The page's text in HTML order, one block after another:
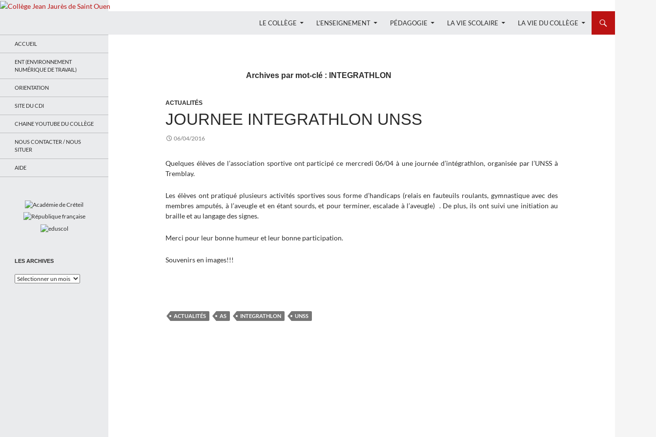
LE COLLÈGE L’ENSEIGNEMENT PÉDAGOGIE LA VIE SCOLAIRE LA VIE DU COLLÈGE
Archives par mot-clé : INTEGRATHLON
ACTUALITÉS
JOURNEE INTEGRATHLON UNSS
06/04/2016
Quelques élèves de l’association sportive ont participé ce mercredi 06/04 à une journée d’intégrathlon, organisée par l’UNSS à
Tremblay.
Les élèves ont pratiqué plusieurs activités sportives sous forme d’handicaps (relais en fauteuils roulants, gymnastique avec des
membres amputés, à l’aveugle et en étant sourds, et pour terminer, escalade à l’aveugle) . De plus, ils ont suivi une initiation au
braille et au langage des signes.
Merci pour leur bonne humeur et leur bonne participation.
Souvenirs en images!!!
ACTUALITÉS AS INTEGRATHLON UNSS
ACCUEIL
ENT (ENVIRONNEMENT
NUMÉRIQUE DE TRAVAIL)
ORIENTATION
SITE DU CDI
CHAINE YOUTUBE DU COLLÈGE
NOUS CONTACTER / NOUS
SITUER
AIDE
LES ARCHIVES
Les